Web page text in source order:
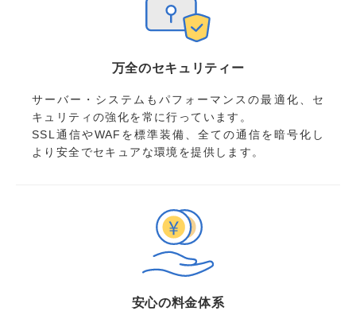
万全のセキュリティー
サーバー・システムもパフォーマンスの最適化、セ
キュリティの強化を常に行っています。
SSL通信やWAFを標準装備、全ての通信を暗号化し
より安全でセキュアな環境を提供します。
安心の料金体系